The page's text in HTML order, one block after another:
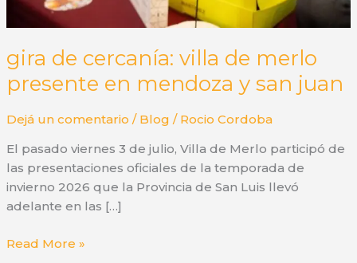
gira de cercanía: villa de merlo
presente en mendoza y san juan
Dejá un comentario / Blog / Rocio Cordoba
El pasado viernes 3 de julio, Villa de Merlo participó de
las presentaciones oficiales de la temporada de
invierno 2026 que la Provincia de San Luis llevó
adelante en las […]
gira
Read More »